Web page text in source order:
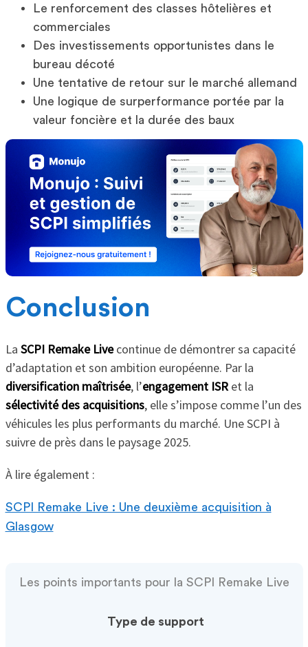
Le renforcement des classes hôtelières et
commerciales
Des investissements opportunistes dans le
bureau décoté
Une tentative de retour sur le marché allemand
Une logique de surperformance portée par la
valeur foncière et la durée des baux
Conclusion
La SCPI Remake Livecontinue de démontrer sa capacité
d’adaptation et son ambition européenne. Par la
diversification maîtrisée, l’engagement ISRet la
sélectivité des acquisitions, elle s’impose comme l’un des
véhicules les plus performants du marché. Une SCPI à
suivre de près dans le paysage 2025.
À lire également :
SCPI Remake Live : Une deuxième acquisition à
Glasgow
Les points importants pour la SCPI Remake Live
Type de support